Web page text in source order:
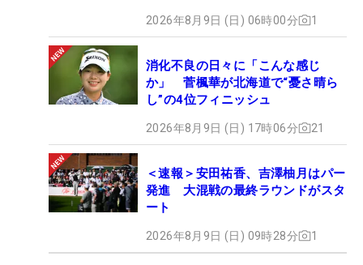
2026年8月9日 (日) 06時00分 1
消化不良の日々に「こんな感じ
か」 菅楓華が北海道で“憂さ晴ら
し”の4位フィニッシュ
2026年8月9日 (日) 17時06分 21
＜速報＞安田祐香、吉澤柚月はパー
発進 大混戦の最終ラウンドがスタ
ート
2026年8月9日 (日) 09時28分 1